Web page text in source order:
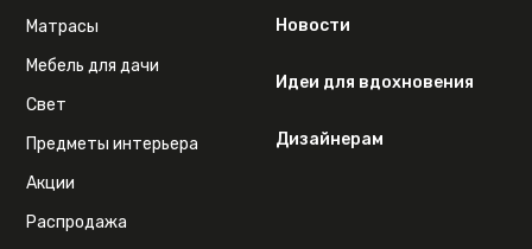
Матрасы
Мебель для дачи
Свет
Предметы интерьера
Акции
Распродажа
Новости
Идеи для вдохновения
Дизайнерам